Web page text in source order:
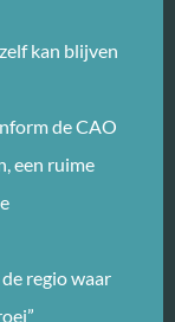
kan blijven
de CAO
een ruime
regio waar